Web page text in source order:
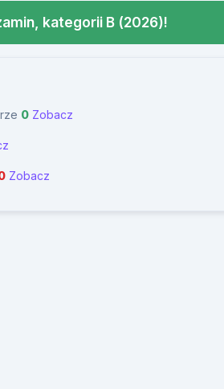
kategorii B (2026)!
0 Zobacz
Zobacz